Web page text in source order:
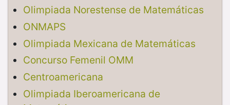
Olimpiada Norestense de Matemáticas
ONMAPS
Olimpiada Mexicana de Matemáticas
Concurso Femenil OMM
Centroamericana
Olimpiada Iberoamericana de